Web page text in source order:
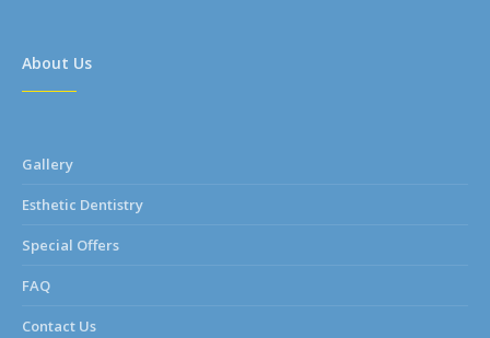
About Us
Gallery
Esthetic Dentistry
Special Offers
FAQ
Contact Us